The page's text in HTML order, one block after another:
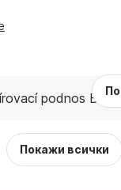
Покажи всички